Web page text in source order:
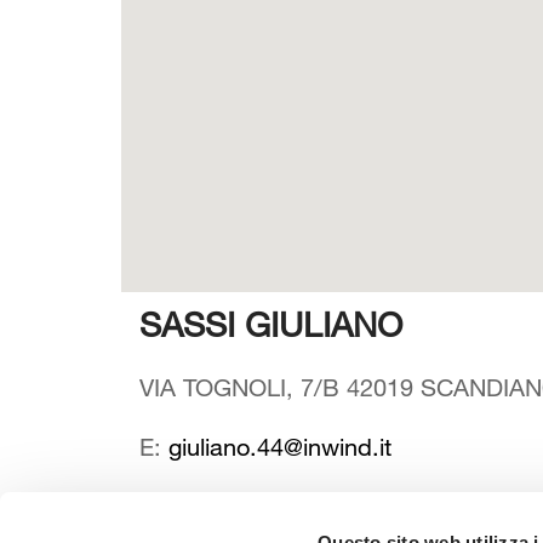
SASSI GIULIANO
VIA TOGNOLI, 7/B 42019
E: giuliano.44@inwind.it